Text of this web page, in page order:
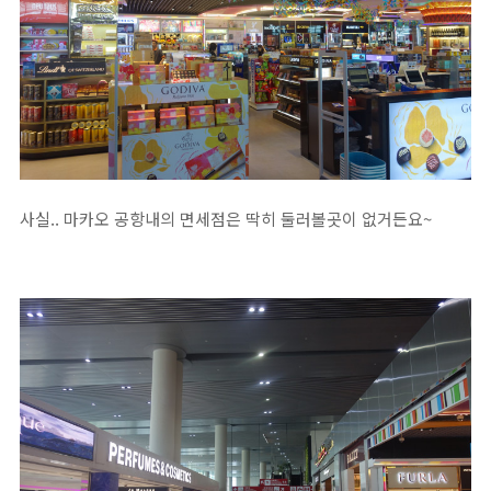
사실.. 마카오 공항내의 면세점은 딱히 둘러볼곳이 없거든요~